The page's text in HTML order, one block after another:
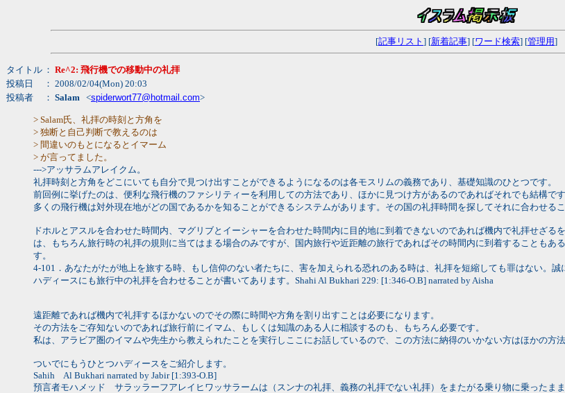
[記事リスト ] [新着記事] [ワード検索] [管理用]
タイトル ： Re^2: 飛行機での移動中の礼拝
投稿日
： 2008/02/04(Mon) 20:03
投稿者
： Salam <spiderwort77@hotmail.com>
> Salam氏、礼拝の時刻と方角を
> 独断と自己判断で教えるのは
> 間違いのもとになるとイマーム
> が言ってました。
--->アッサラムアレイクム。
礼拝時刻と方角をどこにいても自分で見つけ出すことができるようになるのは各モスリムの義務であり、基礎知識のひとつです。
前回例に挙げたのは、便利な飛行機のファシリティーを利用しての方法であり、ほかに見つけ方があるのであればそれでも結構
多くの飛行機は対外現在地がどの国であるかを知ることができるシステムがあります。その国の礼拝時間を探してそれに合わせるこ
ドホルとアスルを合わせた時間内、マグリブとイーシャーを合わせた時間内に目的地に到着できないのであれば機内で礼拝せざ
は、もちろん旅行時の礼拝の規則に当てはまる場合のみですが、国内旅行や近距離の旅行であればその時間内に到着することも
す。
4-101．あなたがたが地上を旅する時、もし信仰のない者たちに、害を加えられる恐れのある時は、礼拝を短縮しても罪はない。誠
ハディースにも旅行中の礼拝を合わせることが書いてあります。Shahi Al Bukhari 229: [1:346-O.B] narrated by Aisha
遠距離であれば機内で礼拝するほかないのでその際に時間や方角を割り出すことは必要になります。
その方法をご存知ないのであれば旅行前にイマム、もしくは知識のある人に相談するのも、もちろん必要です。
私は、アラビア圏のイマムや先生から教えられたことを実行しここにお話しているので、この方法に納得のいかない方はほかの方
ついでにもうひとつハディースをご紹介します。
Sahih Al Bukhari narrated by Jabir [1:393-O.B]
預言者モハメッド サラッラーフアレイヒワッサラームは（スンナの礼拝、義務の礼拝でない礼拝）をまたがる乗り物に乗ったま